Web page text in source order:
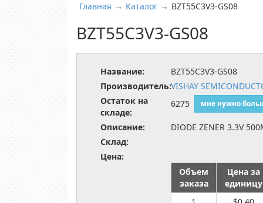
Главная → Каталог → BZT55C3V3-GS08
BZT55C3V3-GS08
Название:
BZT55C3V3-GS08
Производитель:VISHAY
Остаток на
складе:
6275 мне нужно
Описание:
DIODE ZENER 3.3V
Склад:
Цена:
Объем
заказа
Цена за
единицу